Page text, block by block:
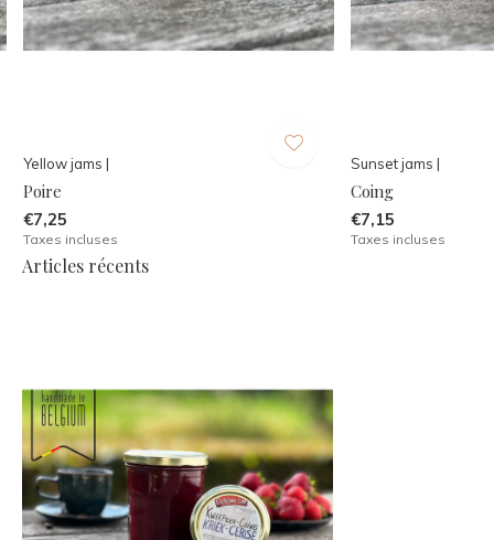
Yellow jams |
Poire
€7,25
Taxes incluses
Sunset jams |
Coing
€7,15
Taxes incluses
Articles récents